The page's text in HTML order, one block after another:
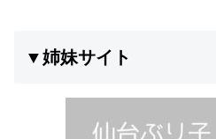
▼姉妹サイト